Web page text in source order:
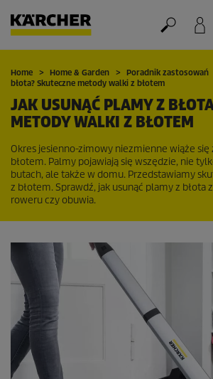
Koszyk
Lista życzeń
Home Home & Garden Poradnik zastosowań
błota? Skuteczne metody walki z błotem
JAK USUNĄĆ PLAMY Z
METODY WALKI Z BŁOTEM
Okres jesienno-zimowy niezmienne wiąże
błotem. Palmy pojawiają się wszędzie, nie
butach, ale także w domu. Przedstawiamy
z błotem. Sprawdź, jak usunąć plamy z błota
roweru czy obuwia.